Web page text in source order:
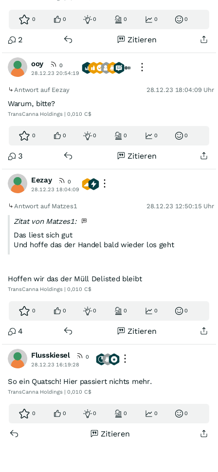
0 0 0 0 0 0
2 Zitieren
ooy
0
28.12.23 20:54:19
Antwort auf Eezay 28.12.23 18:04:09 Uhr
Warum, bitte?
TransCanna Holdings | 0,010 C$
0 0 0 0 0 0
3 Zitieren
Eezay
0
28.12.23 18:04:09
Antwort auf Matzes1 28.12.23 12:50:15 Uhr
Zitat von Matzes1:
Das liest sich gut
Und hoffe das der Handel bald wieder los geht
Hoffen wir das der Müll Delisted bleibt
TransCanna Holdings | 0,010 C$
0 0 0 0 0 0
4 Zitieren
Flusskiesel
0
28.12.23 16:19:28
So ein Quatsch! Hier passiert nichts mehr.
TransCanna Holdings | 0,010 C$
0 0 0 0 0 0
Zitieren